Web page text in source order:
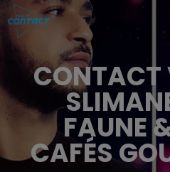
CONTACT
FAUNE
CAFÉS